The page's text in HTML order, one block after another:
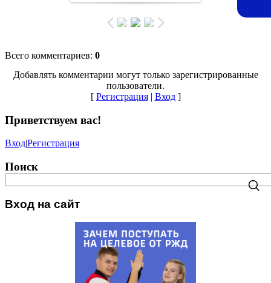
Всего комментариев: 0
Добавлять комментарии могут только зарегистрированные
пользователи.
[ Регистрация| Вход]
Приветствуем вас!
Вход|Регистрация
Поиск
Вход на сайт